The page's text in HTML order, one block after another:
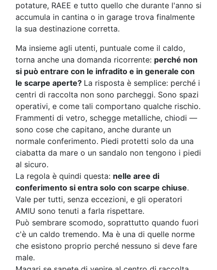
potature, RAEE e tutto quello che durante l'anno si
accumula in cantina o in garage trova finalmente
la sua destinazione corretta.
Ma insieme agli utenti, puntuale come il caldo,
torna anche una domanda ricorrente: perché non
si può entrare con le infradito e in generale con
le scarpe aperte? La risposta è semplice: perché i
centri di raccolta non sono parcheggi. Sono spazi
operativi, e come tali comportano qualche rischio.
Frammenti di vetro, schegge metalliche, chiodi —
sono cose che capitano, anche durante un
normale conferimento. Piedi protetti solo da una
ciabatta da mare o un sandalo non tengono i piedi
al sicuro.
La regola è quindi questa: nelle aree di
conferimento si entra solo con scarpe chiuse.
Vale per tutti, senza eccezioni, e gli operatori
AMIU sono tenuti a farla rispettare.
Può sembrare scomodo, soprattutto quando fuori
c'è un caldo tremendo. Ma è una di quelle norme
che esistono proprio perché nessuno si deve fare
male.